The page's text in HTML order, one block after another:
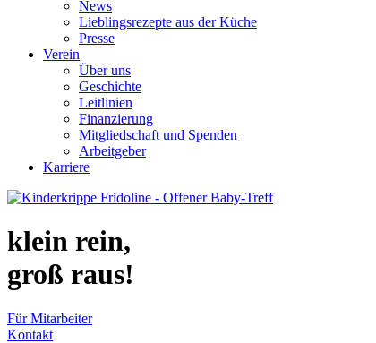
News
Lieblingsrezepte aus der Küche
Presse
Verein
Über uns
Geschichte
Leitlinien
Finanzierung
Mitgliedschaft und Spenden
Arbeitgeber
Karriere
klein rein,
groß raus!
Für Mitarbeiter
Kontakt